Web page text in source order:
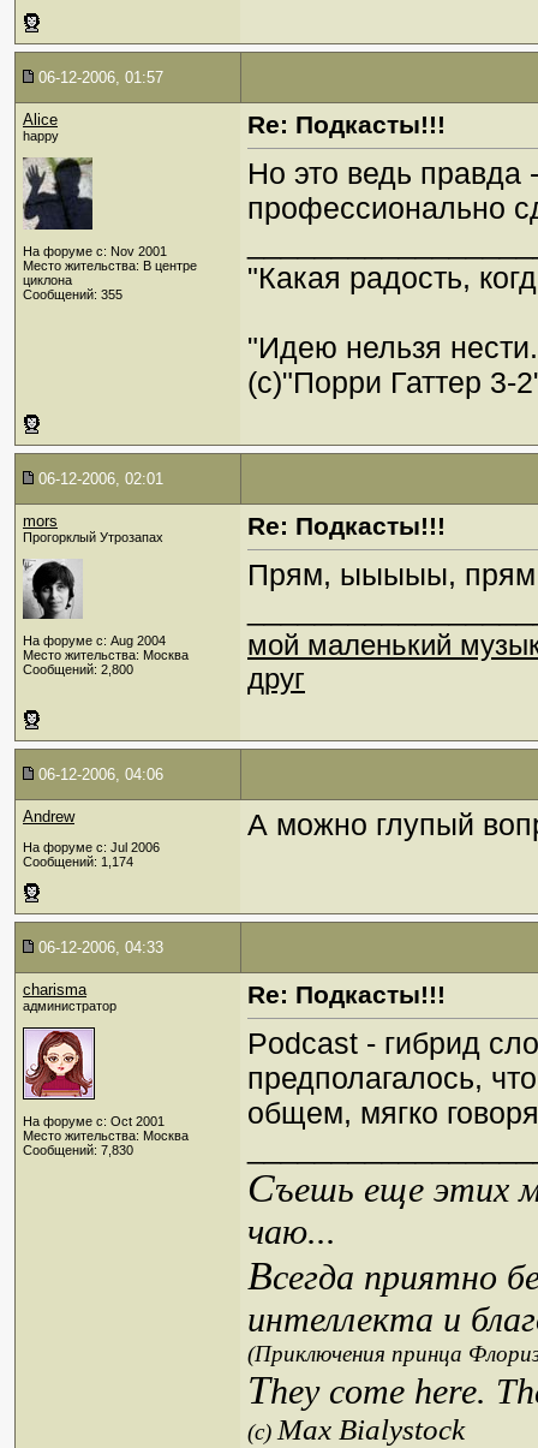
06-12-2006, 01:57
Alice
happy
На форуме с: Nov 2001
Место жительства: В центре
циклона
Сообщений: 355
Re: Подкасты!!!
Но это ведь правда
профессионально
"Какая радость,
"Идею нельзя
(c)"Порри Гаттер 3-
06-12-2006, 02:01
mors
Прогорклый Утрозапах
На форуме с: Aug 2004
Место жительства: Москва
Сообщений: 2,800
Re: Подкасты!!!
Прям, ыыыыы,
мой маленький
друг
06-12-2006, 04:06
Andrew
На форуме с: Jul 2006
Сообщений: 1,174
А можно глупый
06-12-2006, 04:33
charisma
администратор
На форуме с: Oct 2001
Место жительства: Москва
Сообщений: 7,830
Re: Подкасты!!!
Podcast - гибрид
предполагалось,
общем, мягко
Съешь еще этих
чаю...
Всегда приятно
интеллекта и
(Приключения принца
They come here.
(c)Max Bialystock